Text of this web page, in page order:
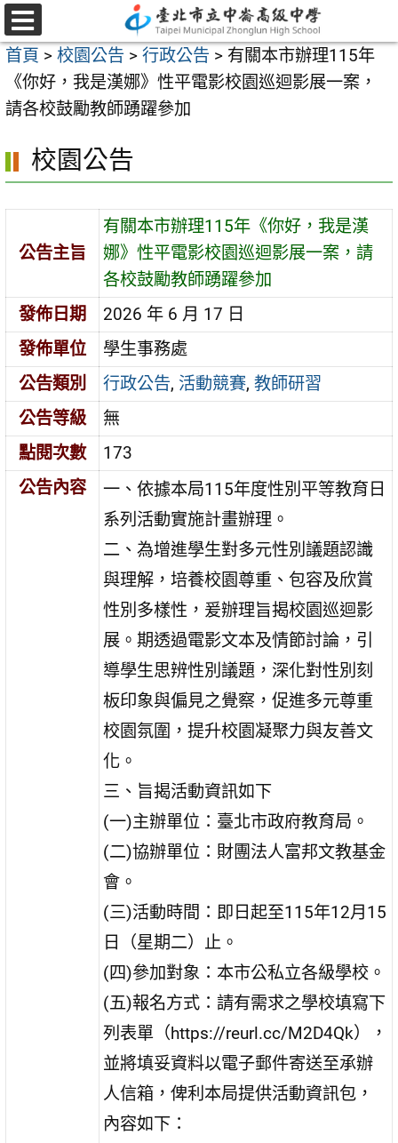
跳
至
主
內
區
選
單
首頁 > 校園公告 > 行政公告 > 有關本市辦理115年
《你好，我是漢娜》性平電影校園巡迴影展一案，
請各校鼓勵教師踴躍參加
校園公告
公告主旨
有關本市辦理115年《你好，我是漢
娜》性平電影校園巡迴影展一案，請
各校鼓勵教師踴躍參加
發佈日期
2026 年 6 月 17 日
發佈單位
學生事務處
公告類別
行政公告, 活動競賽,教師研習
公告等級
無
點閱次數
173
公告內容
一、依據本局115年度性別平等教育日
系列活動實施計畫辦理。
二、為增進學生對多元性別議題認識
與理解，培養校園尊重、包容及欣賞
性別多樣性，爰辦理旨揭校園巡迴影
展。期透過電影文本及情節討論，引
導學生思辨性別議題，深化對性別刻
板印象與偏見之覺察，促進多元尊重
校園氛圍，提升校園凝聚力與友善文
化。
三、旨揭活動資訊如下
(一)主辦單位：臺北市政府教育局。
(二)協辦單位：財團法人富邦文教基金
會。
(三)活動時間：即日起至115年12月15
日（星期二）止。
(四)參加對象：本市公私立各級學校。
(五)報名方式：請有需求之學校填寫下
列表單（https://reurl.cc/M2D4Qk），
並將填妥資料以電子郵件寄送至承辦
人信箱，俾利本局提供活動資訊包，
內容如下：